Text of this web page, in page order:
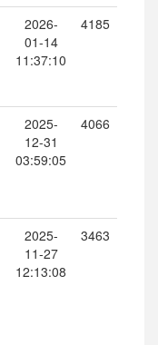
2026-
01-14
11:37:10
4185
2025-
12-31
03:59:05
4066
2025-
11-27
12:13:08
3463